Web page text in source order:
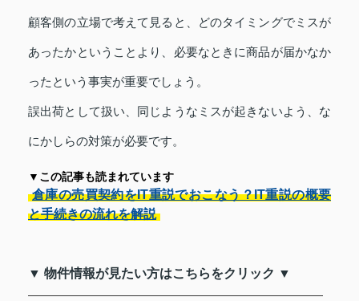
顧客側の立場で考えて見ると、どのタイミングでミスが
あったかということより、必要なときに商品が届かなか
ったという事実が重要でしょう。
誤出荷として扱い、同じようなミスが起きないよう、な
にかしらの対策が必要です。
▼この記事も読まれています
倉庫の売買契約をIT重説でおこなう？IT重説の概要
と手続きの流れを解説
▼ 物件情報が見たい方はこちらをクリック ▼